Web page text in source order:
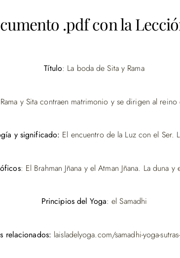
.pdf con la
Título: La boda de Sita y Rama
Rama y Sita contraen matrimonio y se dirigen al
y significado: El encuentro de la Luz con el Ser.
: El Brahman Jñana y el Atman Jñana. La duna
Principios del Yoga: el Samadhi
relacionados: laisladelyoga.com/samadhi-yoga-